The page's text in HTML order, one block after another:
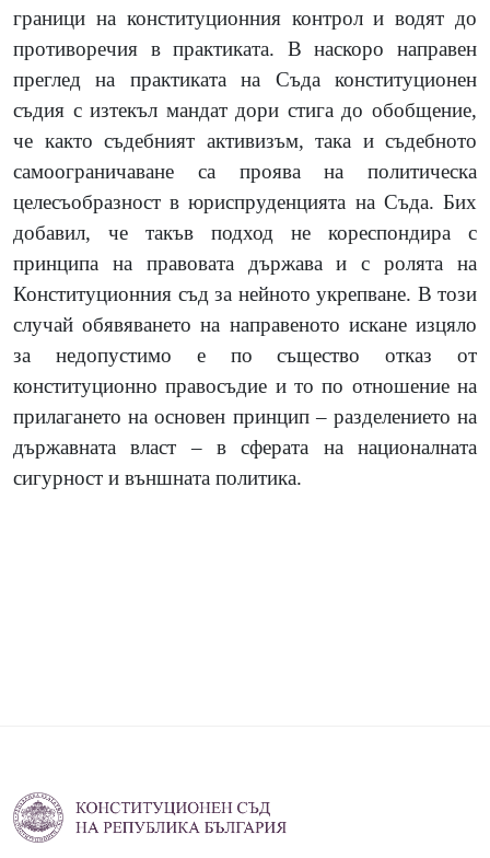
граници на конституционния контрол и водят до
противоречия в практиката. В наскоро направен
преглед на практиката на Съда конституционен
съдия с изтекъл мандат дори стига до обобщение,
че както съдебният активизъм, така и съдебното
самоограничаване са проява на политическа
целесъобразност в юриспруденцията на Съда. Бих
добавил, че такъв подход не кореспондира с
принципа на правовата държава и с ролята на
Конституционния съд за нейното укрепване. В този
случай обявяването на направеното искане изцяло
за недопустимо е по същество отказ от
конституционно правосъдие и то по отношение на
прилагането на основен принцип – разделението на
държавната власт – в сферата на националната
сигурност и външната политика.